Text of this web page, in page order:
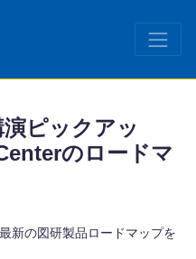
ピックアッ
のロードマ
新の図研製品ロードマップを